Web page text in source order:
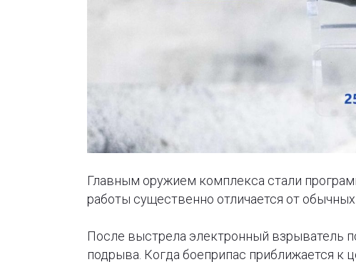
Главным оружием комплекса стали
работы существенно отличается от обычных
После выстрела электронный взрыватель
подрыва. Когда боеприпас приближается к